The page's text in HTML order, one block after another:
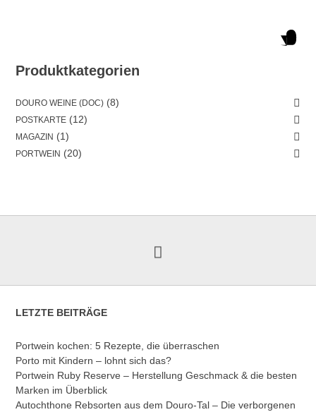
Produktkategorien
DOURO WEINE (DOC) (8)
POSTKARTE (12)
MAGAZIN (1)
PORTWEIN (20)
LETZTE BEITRÄGE
Portwein kochen: 5 Rezepte, die überraschen
Porto mit Kindern – lohnt sich das?
Portwein Ruby Reserve – Herstellung Geschmack & die besten
Marken im Überblick
Autochthone Rebsorten aus dem Douro-Tal – Die verborgenen